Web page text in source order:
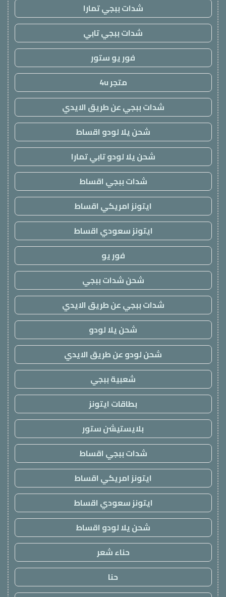
شدات ببجي تمارا
شدات ببجي تابي
فور يو ستور
متجر 4u
شدات ببجي عن طريق الايدي
شحن يلا لودو اقساط
شحن يلا لودو تابي تمارا
شدات ببجي اقساط
ايتونز امريكي اقساط
ايتونز سعودي اقساط
فور يو
شحن شدات ببجي
شدات ببجي عن طريق الايدي
شحن يلا لودو
شحن لودو عن طريق الايدي
شعبية ببجي
بطاقات ايتونز
بلايستيشن ستور
شدات ببجي اقساط
ايتونز امريكي اقساط
ايتونز سعودي اقساط
شحن يلا لودو اقساط
حناء شعر
حنا